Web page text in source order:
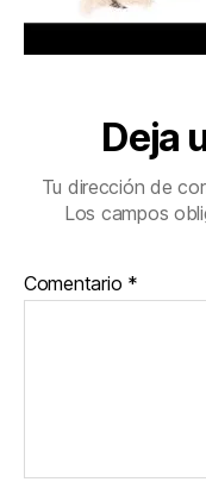
Deja
Tu dirección de
Los campos
Comentario *